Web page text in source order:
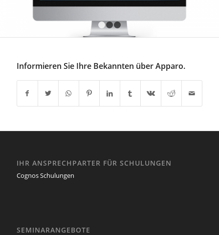
Informieren Sie Ihre Bekannten über Apparo.
IHR ANSPRECHPARTER FÜR SCHULUNGEN
Cognos Schulungen
SEMINARANGEBOTE